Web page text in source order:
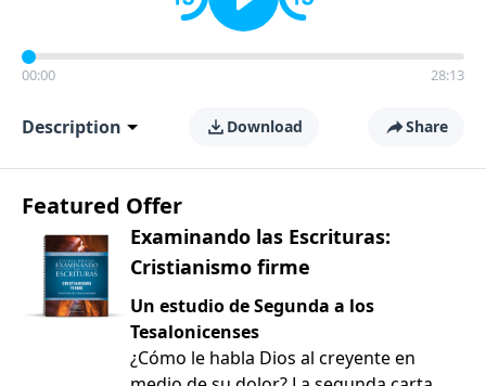
00:00 28:13
Description Download Share
Featured Offer
Examinando las Escrituras:
Cristianismo firme
Un estudio de Segunda a los
Tesalonicenses
¿Cómo le habla Dios al creyente en